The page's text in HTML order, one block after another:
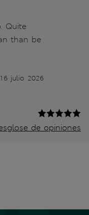
Quite
than be
16 julio 2026
de opiniones